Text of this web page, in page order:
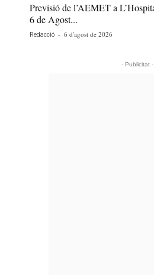
Previsió de l’AEMET a
6 de Agost...
Redacció - 6 d'agost de 2026
- Publicitat -